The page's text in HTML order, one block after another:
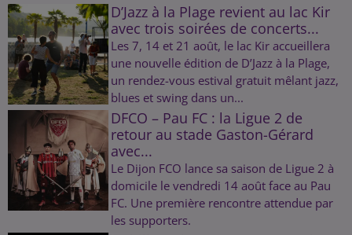
D’Jazz à la Plage revient au lac Kir
avec trois soirées de concerts...
Les 7, 14 et 21 août, le lac Kir accueillera
une nouvelle édition de D’Jazz à la Plage,
un rendez-vous estival gratuit mêlant jazz,
blues et swing dans un...
DFCO – Pau FC : la Ligue 2 de
retour au stade Gaston-Gérard
avec...
Le Dijon FCO lance sa saison de Ligue 2 à
domicile le vendredi 14 août face au Pau
FC. Une première rencontre attendue par
les supporters.